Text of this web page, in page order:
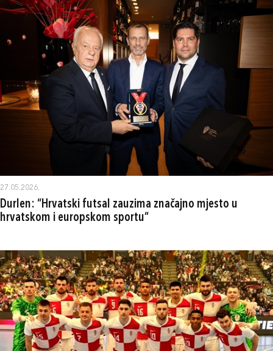
27.05.2026.
Durlen: “Hrvatski futsal zauzima značajno mjesto u
hrvatskom i europskom sportu“